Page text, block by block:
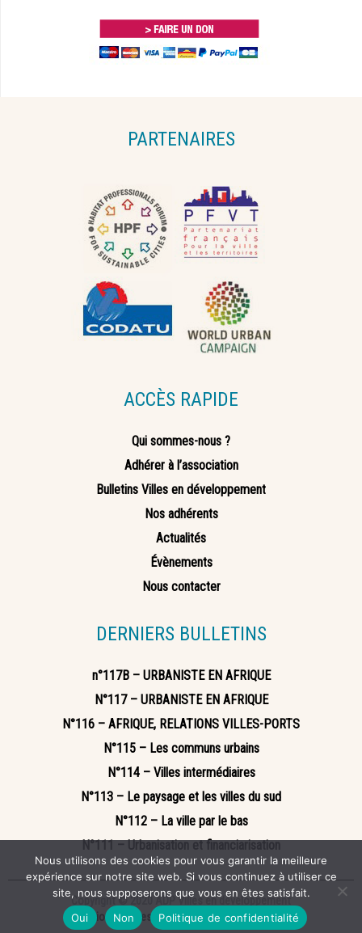
PARTENAIRES
ACCÈS RAPIDE
Qui sommes-nous ?
Adhérer à l’association
Bulletins Villes en développement
Nos adhérents
Actualités
Évènements
Nous contacter
DERNIERS BULLETINS
n°117B – URBANISTE EN AFRIQUE
N°117 – URBANISTE EN AFRIQUE
N°116 – AFRIQUE, RELATIONS VILLES-PORTS
N°115 – Les communs urbains
N°114 – Villes intermédiaires
N°113 – Le paysage et les villes du sud
N°112 – La ville par le bas
N°111 – Urbanisation et financiarisation
Copyright © 2020 ADP Villes en développement
Mentions légales
Politique de confidentialité
Nous utilisons des cookies pour vous garantir la meilleure
expérience sur notre site web. Si vous continuez à utiliser ce
site, nous supposerons que vous en êtes satisfait.
Oui
Non Politique de confidentialité